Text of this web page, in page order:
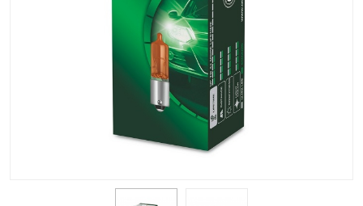
Otomobil Gösterge Ampulü
Halojen Off Road Rally Ampulü
Motosiklet Halojen Far Ampulü
Kamyon Halojen Far Ampulü